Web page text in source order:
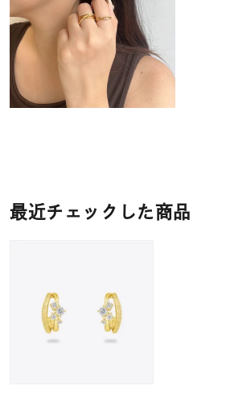
最近チェックした商品